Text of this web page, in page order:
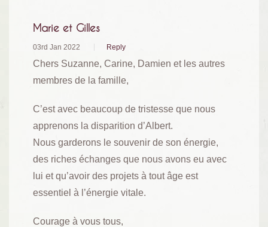
Marie et Gilles
03rd Jan 2022 Reply
Chers Suzanne, Carine, Damien et les autres
membres de la famille,
C’est avec beaucoup de tristesse que nous
apprenons la disparition d’Albert.
Nous garderons le souvenir de son énergie,
des riches échanges que nous avons eu avec
lui et qu’avoir des projets à tout âge est
essentiel à l’énergie vitale.
Courage à vous tous,